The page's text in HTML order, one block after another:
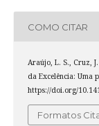
COMO CITAR
Araújo, L. S., Cruz,
da Excelência: Uma
https://doi.org/
Formatos